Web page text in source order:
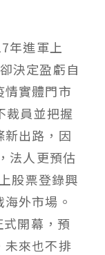
年進軍上
決定盈虧自
情實體門市
裁員並把握
出路，因
法人更預估
股票登錄興
外市場。
開幕，預
未來也不排